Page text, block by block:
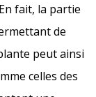
fait, la partie
de
peut ainsi
celles des